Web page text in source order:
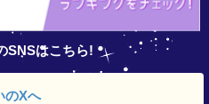
SNSはこちら!
のXへ